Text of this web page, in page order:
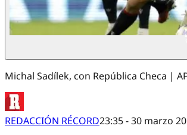
Michal Sadílek, con República Checa |
REDACCIÓN RÉCORD23:35 - 30 marzo